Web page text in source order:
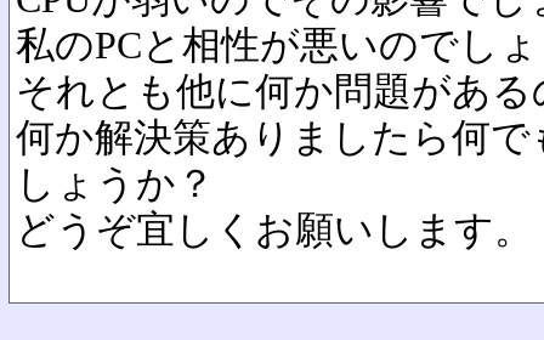
私のPCと相性が悪いのでし
それとも他に何か問題があ
何か解決策ありましたら何
しょうか？
どうぞ宜しくお願いします。